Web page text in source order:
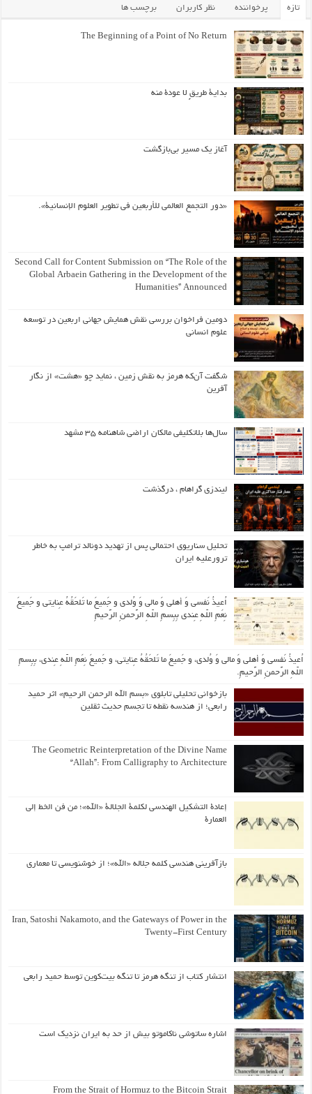
تازه پرخواننده نظر کاربران برچسب ها
The Beginning of a Point of No Return
بداية طريقٍ لا عودة منه
آغاز یک مسیر بی‌بازگشت
«دور التجمع العالمي للأربعين في تطوير العلوم الإنسانية».
Second Call for Content Submission on “The Role of the
Global Arbaein Gathering in the Development of the
Humanities” Announced
دومین فراخوان بررسی نقش همایش جهانی اربعین در توسعه
علوم انسانی
شگفت آن‌که هرمز به نقش زمین ، نماید چو «هشت» از نگار
آفرین
سال‌ها بلاتکلیفی مالکان اراضی شاهنامه ۳۵ مشهد
لیندزی گراهام ، درگذشت
تحلیل سناریوی احتمالی پس از تهدید دونالد ترامپ به خاطر
ترورعلیه ایران
اُعیذُ نَفسی وَ أهلی وَ مالی وَ وُلدی و جَمیعَ ما تَلحَقُهُ عِنایتی و جَمیعَ
نِعَمِ اللّهِ عِندی بِبِسمِ اللّهِ الرَّحمنِ الرَّحیمِ
اُعیذُ نَفسی وَ أهلی وَ مالی وَ وُلدی، و جَمیعَ ما تَلحَقُهُ عِنایتی، و جَمیعَ نِعَمِ اللّهِ عِندی، بِبِسمِ
اللّهِ الرَّحمنِ الرَّحیمِ.
بازخوانی تحلیلی تابلوی «بسم الله الرحمن الرحیم» اثر حمید
رابعی؛ از هندسه نقطه تا تجسم حدیث ثقلین
The Geometric Reinterpretation of the Divine Name
“Allah”: From Calligraphy to Architecture
إعادة التشكيل الهندسي لكلمة الجلالة «الله»؛ من فن الخط إلى
العمارة
بازآفرینی هندسی کلمه جلاله «الله»؛ از خوشنویسی تا معماری
Iran, Satoshi Nakamoto, and the Gateways of Power in the
Twenty-First Century
انتشار کتاب از تنگه هرمز تا تنگه بیت‌کوین توسط حمید رابعی
اشاره ساتوشی ناکاموتو بیش از حد به ایران نزدیک است
From the Strait of Hormuz to the Bitcoin Strait